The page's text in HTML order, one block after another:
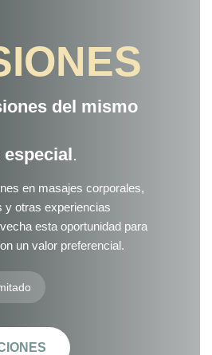
del mismo
.
en masajes corporales,
y otras experiencias
esta oportunidad para
un valor preferencial.